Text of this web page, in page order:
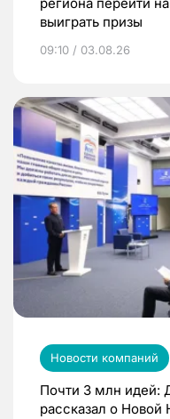
региона перейти
выиграть призы
09:10 / 03.08.26
Новости компаний
Почти 3 млн идей:
рассказал о